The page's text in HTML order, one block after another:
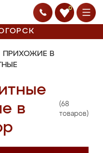
0
ПРИХОЖИЕ В
в
(68
товаров)